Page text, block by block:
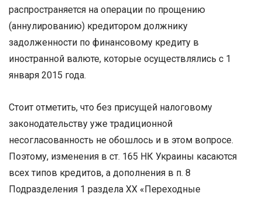
распространяется на операции по прощению
(аннулированию) кредитором должнику
задолженности по финансовому кредиту в
иностранной валюте, которые осуществлялись с 1
января 2015 года.
Стоит отметить, что без присущей налоговому
законодательству уже традиционной
несогласованность не обошлось и в этом вопросе.
Поэтому, изменения в ст. 165 НК Украины касаются
всех типов кредитов, а дополнения в п. 8
Подразделения 1 раздела XX «Переходные